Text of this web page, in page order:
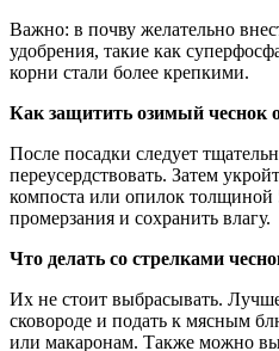
Важно: в почву желательно
удобрения, такие как
корни стали более крепкими.
Как защитить озимый чеснок
После посадки следует
переусердствовать. Затем
компоста или опилок толщиной
промерзания и сохранить влагу.
Что делать со стрелками
Их не стоит выбрасывать.
сковороде и подать к мясным
или макаронам. Также можно